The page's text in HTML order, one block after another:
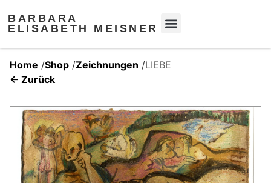
BARBARA
ELISABETH MEISNER
Home /Shop /Zeichnungen /LIEBE
← Zurück